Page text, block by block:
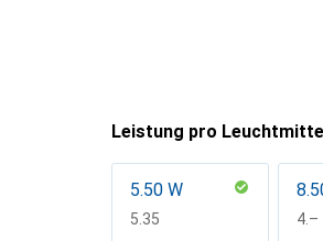
Leistung pro
5.50 W
CHF
5.35 CHF
4.–